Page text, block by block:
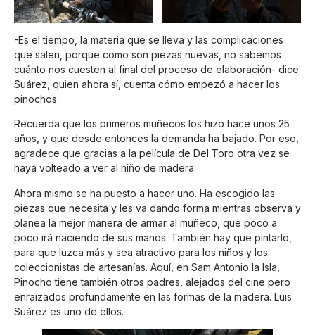
-Es el tiempo, la materia que se lleva y las complicaciones
que salen, porque como son piezas nuevas, no sabemos
cuánto nos cuesten al final del proceso de elaboración- dice
Suárez, quien ahora sí, cuenta cómo empezó a hacer los
pinochos.
Recuerda que los primeros muñecos los hizo hace unos 25
años, y que desde entonces la demanda ha bajado. Por eso,
agradece que gracias a la película de Del Toro otra vez se
haya volteado a ver al niño de madera.
Ahora mismo se ha puesto a hacer uno. Ha escogido las
piezas que necesita y les va dando forma mientras observa y
planea la mejor manera de armar al muñeco, que poco a
poco irá naciendo de sus manos. También hay que pintarlo,
para que luzca más y sea atractivo para los niños y los
coleccionistas de artesanías. Aquí, en Sam Antonio la Isla,
Pinocho tiene también otros padres, alejados del cine pero
enraizados profundamente en las formas de la madera. Luis
Suárez es uno de ellos.